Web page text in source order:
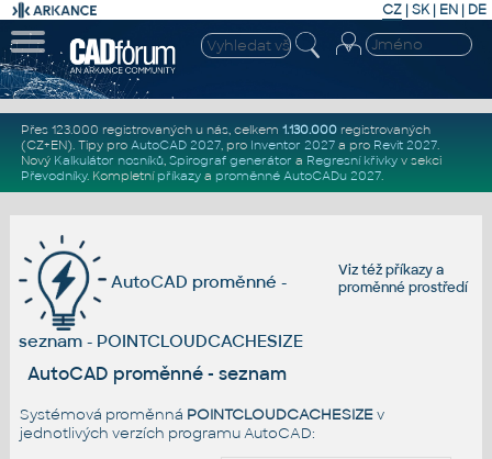
CZ | SK| EN | DE
Přes 123.000 registrovaných u nás, celkem 1.130.000registrovaných
(CZ+EN). Tipy pro AutoCAD 2027, pro Inventor 2027a pro Revit 2027.
Nový Kalkulátor nosníků, Spirograf generátor a Regresní křivkyv sekci
Převodníky. Kompletní příkazya proměnné AutoCADu 2027.
Viz téžpříkazya
proměnné prostředí
AutoCAD proměnné -
seznam - POINTCLOUDCACHESIZE
AutoCAD proměnné - seznam
Systémová proměnná POINTCLOUDCACHESIZEv
jednotlivých verzích programu AutoCAD: